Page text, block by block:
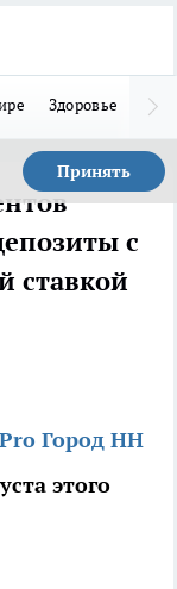
Здоровье
Принять
с
ставкой
Город НН
этого